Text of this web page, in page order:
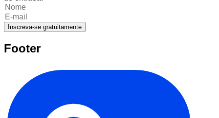
Inscreva-se gratuitamente
Footer